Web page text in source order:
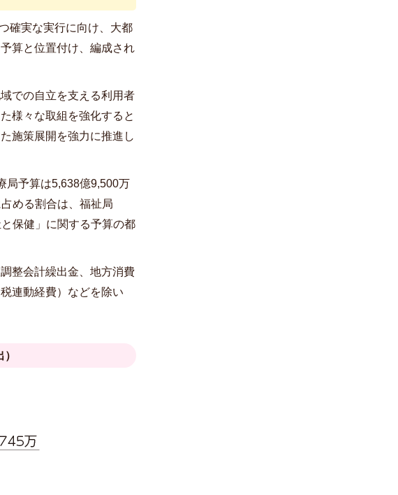
確実な実行に向け、大都
算と位置付け、編成され
での自立を支える利用者
様々な取組を強化すると
施策展開を強力に推進し
局予算は5,638億9,500万
める割合は、福祉局
保健」に関する予算の都
整会計繰出金、地方消費
連動経費）などを除い